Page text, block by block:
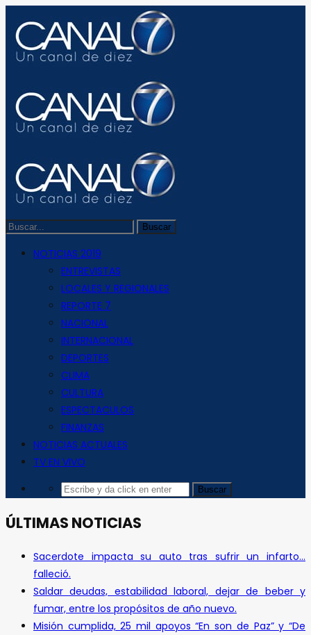
NOTICIAS 2019
ENTREVISTAS
LOCALES Y REGIONALES
REPORTE 7
NACIONAL
INTERNACIONAL
DEPORTES
CLIMA
CULTURA
ESPECTACULOS
FINANZAS
NOTICIAS ACTUALES
TV EN VIVO
ÚLTIMAS NOTICIAS
Sacerdote impacta su auto tras sufrir un infarto…
falleció.
Saldar deudas, estabilidad laboral, dejar de beber y
fumar, entre los propósitos de año nuevo.
Misión cumplida, 25 mil apoyos “En son de Paz” y “De